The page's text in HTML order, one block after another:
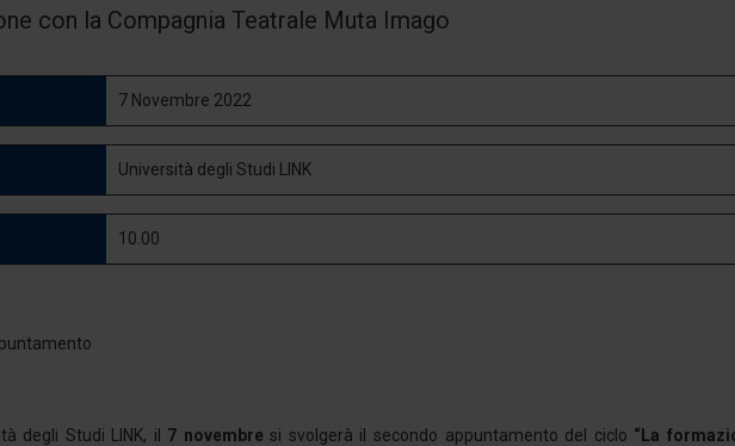
con la Compagnia Teatrale Muta Imago
7 Novembre 2022
Università degli Studi LINK
10.00
degli Studi LINK, il 7 novembre si svolgerà il secondo appuntamento del ciclo “La